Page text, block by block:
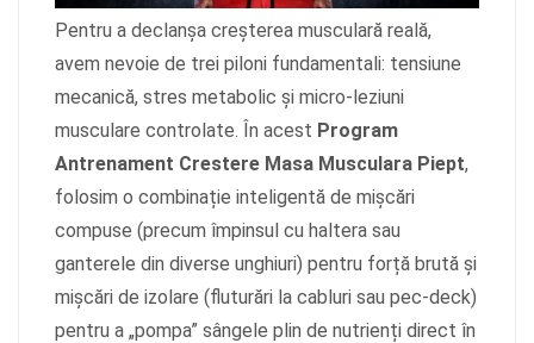
Pentru a declanșa creșterea musculară reală,
avem nevoie de trei piloni fundamentali: tensiune
mecanică, stres metabolic și micro-leziuni
musculare controlate. În acest Program
Antrenament Crestere Masa Musculara Piept,
folosim o combinație inteligentă de mișcări
compuse (precum împinsul cu haltera sau
ganterele din diverse unghiuri) pentru forță brută și
mișcări de izolare (fluturări la cabluri sau pec-deck)
pentru a „pompa” sângele plin de nutrienți direct în